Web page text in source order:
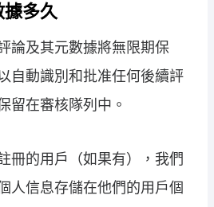
多久
論及其元數據將無限期保
自動識別和批准任何後續評
留在審核隊列中。
冊的用戶（如果有），我們
人信息存儲在他們的用戶個